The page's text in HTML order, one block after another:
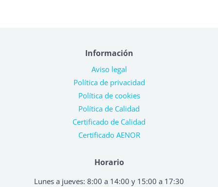
Horario
Lunes a jueves: 8:00 a 14:00 y 15:00 a 17:30
Información
Aviso legal
Política de privacidad
Política de cookies
Política de Calidad
Certificado de Calidad
Certificado AENOR